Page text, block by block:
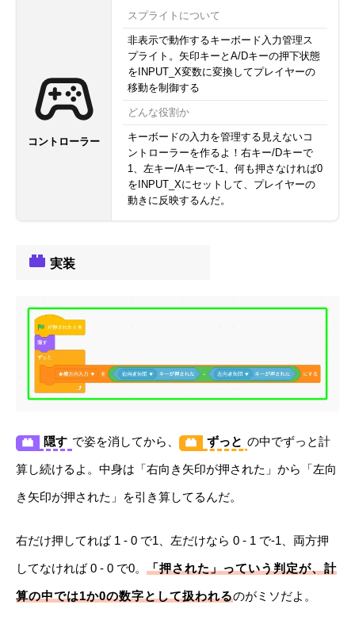
コントローラー
スプライトについて
非表示で動作するキーボード入力管理ス
プライト。矢印キーとA/Dキーの押下状態
をINPUT_X変数に変換してプレイヤーの
移動を制御する
どんな役割か
キーボードの入力を管理する見えないコ
ントローラーを作るよ！右キー/Dキーで
1、左キー/Aキーで-1、何も押さなければ0
をINPUT_Xにセットして、プレイヤーの
動きに反映するんだ。
実装
隠す で姿を消してから、 ずっと の中でずっと計
算し続けるよ。中身は「右向き矢印が押された」から「左向
き矢印が押された」を引き算してるんだ。
右だけ押してれば 1 - 0 で1、左だけなら 0 - 1 で-1、両方押
してなければ 0 - 0 で0。 「押された」っていう判定が、計
算の中では1か0の数字として扱われるのがミソだよ。